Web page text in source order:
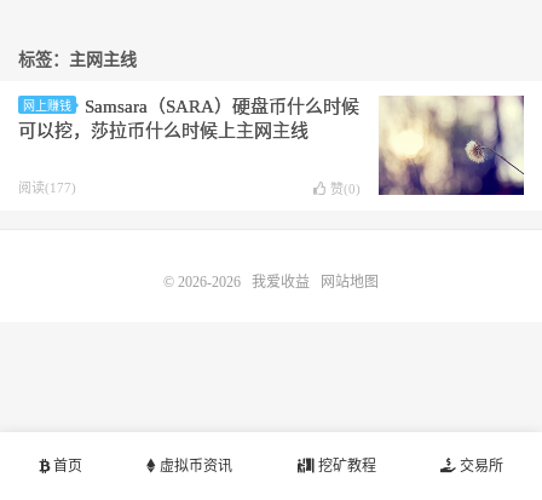
标签：主网主线
网上赚钱
Samsara（SARA）硬盘币什么时候
可以挖，莎拉币什么时候上主网主线
阅读(177) 赞(0)
首页 虚拟币资讯 挖矿教程 交易所
© 2026-2026 我爱收益 网站地图